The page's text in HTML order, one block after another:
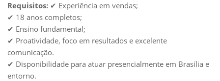
Requisitos: ✔ Experiência em vendas;
✔ 18 anos completos;
✔ Ensino fundamental;
✔ Proatividade, foco em resultados e excelente
comunicação.
✔ Disponibilidade para atuar presencialmente em Brasília e
entorno.